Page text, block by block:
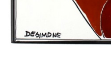
Quadri e Pannelli per Pareti
Vasi
Tegamini
Tozzetti
Sale e Pepe - Olio e Aceto
Secchielli Portaghiaccio
De Simone per Giusina
Vasi Mignon
Secchielli Portaghiaccio
Servizi di Piatti
Set Sushi
Secchielli Portaghiaccio
Servizi di Piatti
Set Sushi